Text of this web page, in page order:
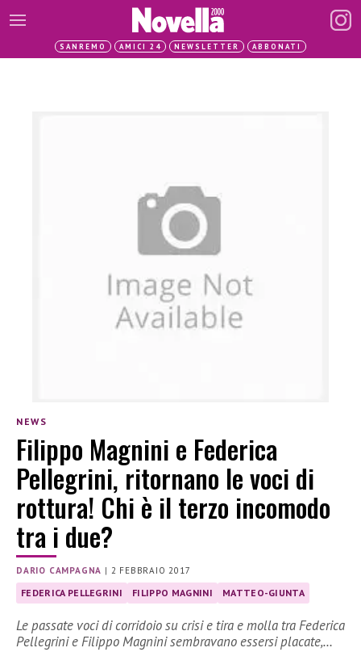
SANREMO AMICI 24 NEWSLETTER ABBONATI
NEWS
Filippo Magnini e Federica
Pellegrini, ritornano le voci di
rottura! Chi è il terzo incomodo
tra i due?
DARIO CAMPAGNA | 2 FEBBRAIO 2017
FEDERICA PELLEGRINI FILIPPO MAGNINI MATTEO-GIUNTA
Le passate voci di corridoio su crisi e tira e molla tra Federica
Pellegrini e Filippo Magnini sembravano essersi placate,…